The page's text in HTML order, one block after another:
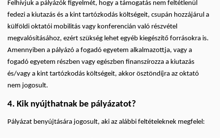
Felhívjuk a pályázók figyelmét, hogy a támogatás nem feltétlenül
fedezi a kiutazás és a kint tartózkodás költségeit, csupán hozzájárul a
külföldi oktatói mobilitás vagy konferencián való részvétel
megvalósításához, ezért szükség lehet egyéb kiegészítő forrásokra is.
Amennyiben a pályázó a fogadó egyetem alkalmazottja, vagy a
fogadó egyetem részben vagy egészben finanszírozza a kiutazás
és/vagy a kint tartózkodás költségeit, akkor ösztöndíjra az oktató
nem jogosult.
4. Kik nyújthatnak be pályázatot?
Pályázat benyújtására jogosult, aki az alábbi feltételeknek megfelel: